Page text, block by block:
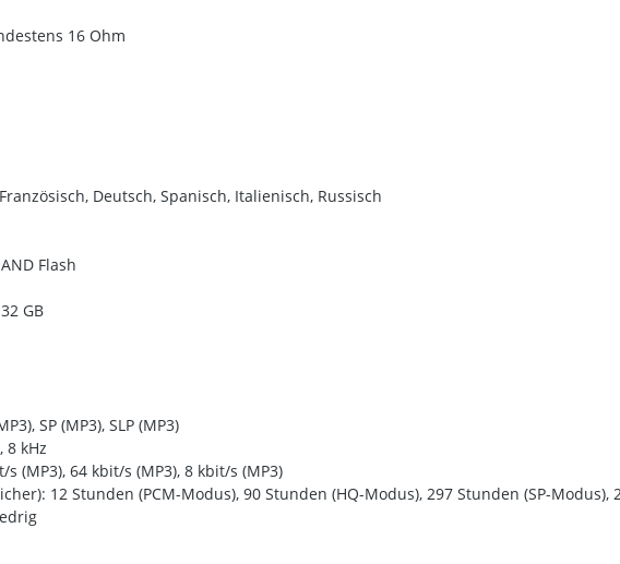
16 Ohm
Deutsch, Spanisch, Italienisch, Russisch
Flash
GB
SP (MP3), SLP (MP3)
8 kHz
(MP3), 64 kbit/s (MP3), 8 kbit/s (MP3)
12 Stunden (PCM-Modus), 90 Stunden (HQ-Modus), 297 Stunden (SP-Modus),